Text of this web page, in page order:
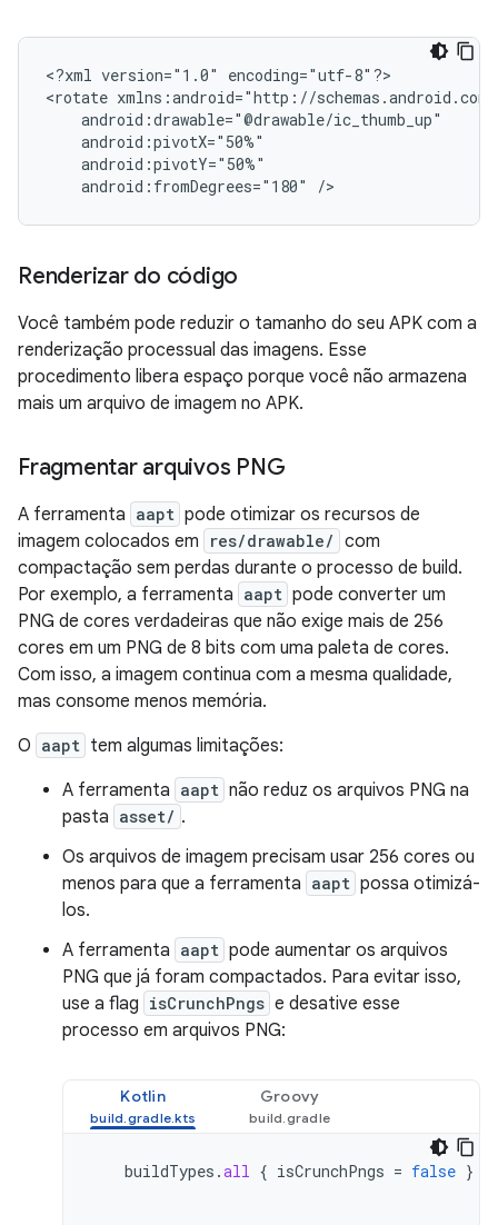
<?xml version="1.0"
encoding="utf-8"?>
<rotate
android:fromDegrees="180"
/>
Renderizar do código
Você também pode reduzir o tamanho do seu APK com a
renderização processual das imagens. Esse
procedimento libera espaço porque você não armazena
mais um arquivo de imagem no APK.
Fragmentar arquivos PNG
A ferramenta aapt pode otimizar os recursos de
imagem colocados em
res/drawable/ com
compactação sem perdas durante o processo de build.
Por exemplo, a ferramenta aapt pode converter um
PNG de cores verdadeiras que não exige mais de 256
cores em um PNG de 8 bits com uma paleta de cores.
Com isso, a imagem continua com a mesma qualidade,
mas consome menos memória.
O aapt tem algumas limitações:
A ferramenta aapt não reduz os arquivos PNG na
pasta asset/ .
Os arquivos de imagem precisam usar 256 cores ou
menos para que a ferramenta aapt possa otimizá-
los.
A ferramenta aapt pode aumentar os arquivos
PNG que já foram compactados. Para evitar isso,
use a flag isCrunchPngs e desative esse
processo em arquivos PNG:
Kotlin Groovy
buildTypes .all { isCrunchPngs = false }